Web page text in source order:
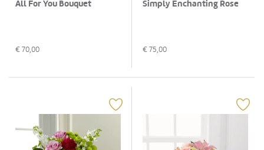
All For You Bouquet
€ 70,00
Simply Enchanting Rose
€ 75,00